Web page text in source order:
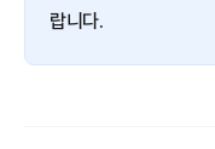
랍니다.